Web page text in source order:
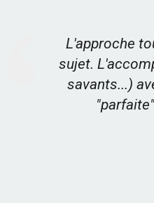
L'approche
sujet.
savants...)